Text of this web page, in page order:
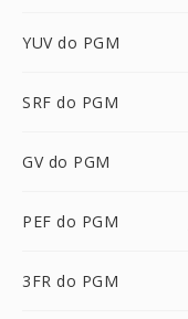
YUV do PGM
SRF do PGM
GV do PGM
PEF do PGM
3FR do PGM